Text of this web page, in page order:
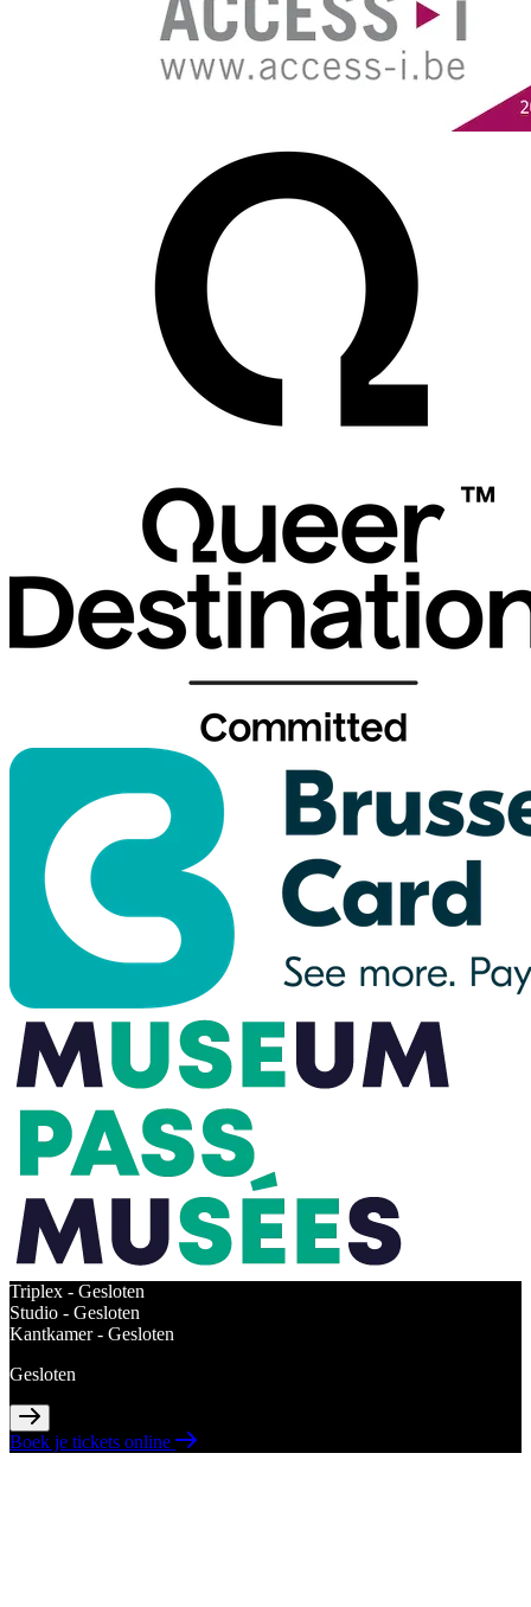
Triplex - Gesloten
Studio - Gesloten
Kantkamer - Gesloten
Gesloten
Boek je tickets online